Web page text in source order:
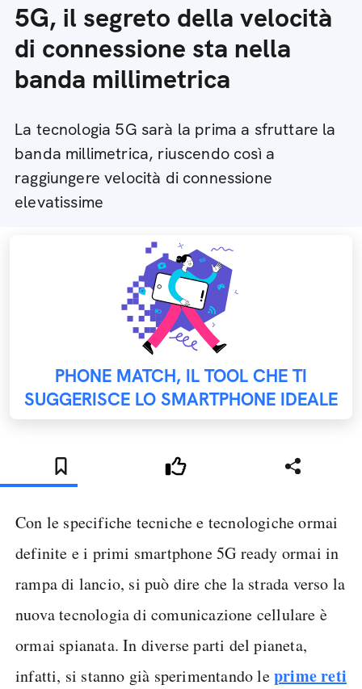
5G, il segreto della velocità
di connessione sta nella
banda millimetrica
La tecnologia 5G sarà la prima a sfruttare la
banda millimetrica, riuscendo così a
raggiungere velocità di connessione
elevatissime
PHONE MATCH, IL TOOL CHE TI
SUGGERISCE LO SMARTPHONE IDEALE
Con le specifiche tecniche e tecnologiche ormai
definite e i primi smartphone 5G ready ormai in
rampa di lancio, si può dire che la strada verso la
nuova tecnologia di comunicazione cellulare è
ormai spianata. In diverse parti del pianeta,
infatti, si stanno già sperimentando leprime reti